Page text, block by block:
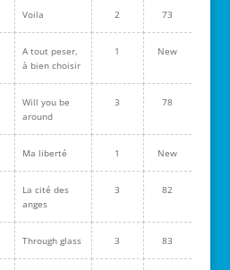
Voila 2 73
A tout peser,
à bien choisir
1 New
Will you be
around
3 78
Ma liberté 1 New
La cité des
anges
3 82
Through glass 3 83